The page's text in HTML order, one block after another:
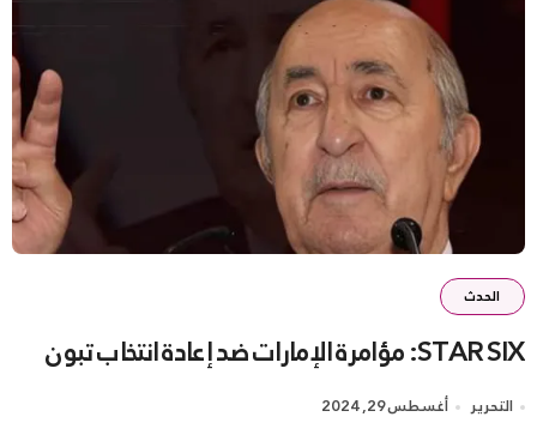
الحدث
STAR SIX: مؤامرة الإمارات ضد إعادة انتخاب تبون
التحرير أغسطس 29, 2024